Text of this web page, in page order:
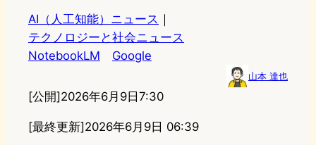
AI（人工知能）ニュース ｜
テクノロジーと社会ニュース
NotebookLM
Google
山本 達也
[公開]2026年6月9日7:30
[最終更新]2026年6月9日 06:39